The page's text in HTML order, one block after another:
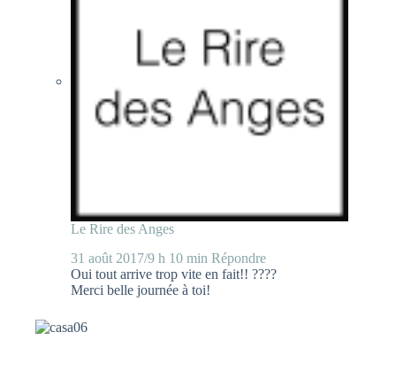
Le Rire des Anges
31 août 2017/9 h 10 min Répondre
Oui tout arrive trop vite en fait!! ????
Merci belle journée à toi!